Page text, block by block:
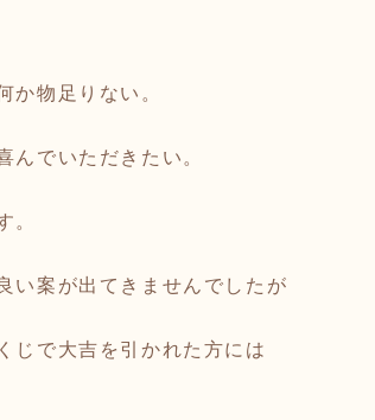
か物足りない。
んでいただきたい。
。
い案が出てきませんでしたが
じで大吉を引かれた方には